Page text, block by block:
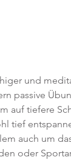
und
passive
auf tiefere
tief
auch um
oder